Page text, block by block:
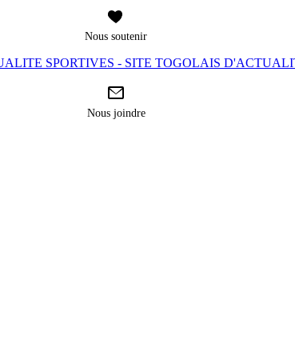
Nous soutenir
SPORTIVES - SITE TOGOLAIS
Nous joindre